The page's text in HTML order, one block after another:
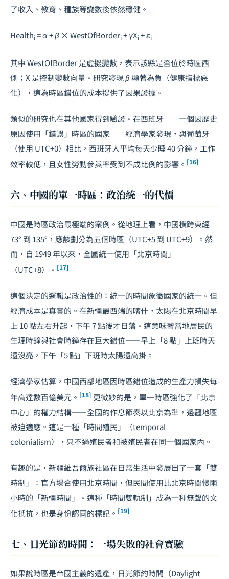
了收入、教育、種族等變數後依然穩健。
Healthi= α + β × WestOfBorderi+ γXi+ εi
其中WestOfBorder是虛擬變數，表示該縣是否位於時區西
側； X是控制變數向量。研究發現β顯著為負（健康指標惡
化），這為時區錯位的成本提供了因果證據。
類似的研究也在其他國家得到驗證。在西班牙——一個因歷史
原因使用「錯誤」時區的國家——經濟學家發現，與葡萄牙
（使用 UTC+0）相比，西班牙人平均每天少睡 40 分鐘，工作
效率較低，且女性勞動參與率受到不成比例的影響。 [16]
六、中國的單一時區：政治統一的代價
中國是時區政治最極端的案例。從地理上看，中國橫跨東經
73° 到 135°，應該劃分為五個時區（UTC+5 到 UTC+9）。然
而，自 1949 年以來，全國統一使用「北京時間」
（UTC+8）。 [17]
這個決定的邏輯是政治性的：統一的時間象徵國家的統一。但
經濟成本是真實的。在新疆最西端的喀什，太陽在北京時間早
上 10 點左右升起，下午 7 點後才日落。這意味著當地居民的
生理時鐘與社會時鐘存在巨大錯位——早上「8 點」上班時天
還沒亮，下午「5 點」下班時太陽還高掛。
經濟學家估算，中國西部地區因時區錯位造成的生產力損失每
年高達數百億美元。 [18] 更微妙的是，單一時區強化了「北京
中心」的權力結構——全國的作息節奏以北京為準，邊疆地區
被迫適應。這是一種「時間殖民」（temporal
colonialism），只不過殖民者和被殖民者在同一個國家內。
有趣的是，新疆維吾爾族社區在日常生活中發展出了一套「雙
時制」：官方場合使用北京時間，但民間使用比北京時間慢兩
小時的「新疆時間」。這種「時間雙軌制」成為一種無聲的文
化抵抗，也是身份認同的標記。 [19]
七、日光節約時間：一場失敗的社會實驗
如果說時區是帝國主義的遺產，日光節約時間（Daylight